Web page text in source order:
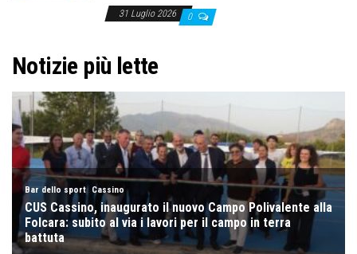
31 Luglio 2026 0
Notizie più lette